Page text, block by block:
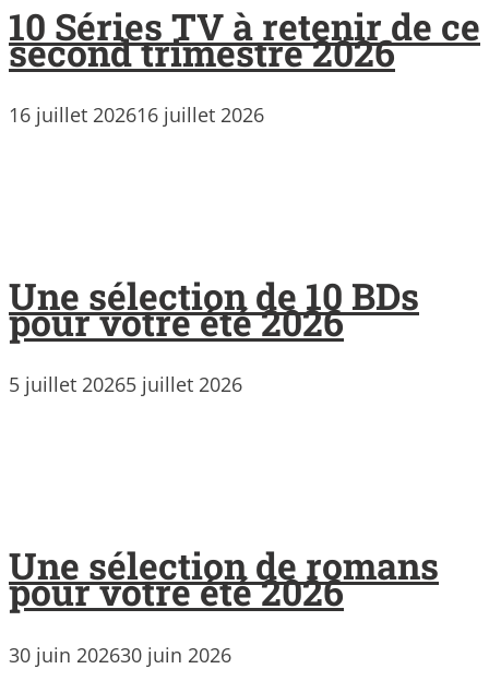
10 Séries TV à retenir de ce
second trimestre 2026
16 juillet 202616 juillet 2026
Une sélection de 10 BDs
pour votre été 2026
5 juillet 20265 juillet 2026
Une sélection de romans
pour votre été 2026
30 juin 202630 juin 2026